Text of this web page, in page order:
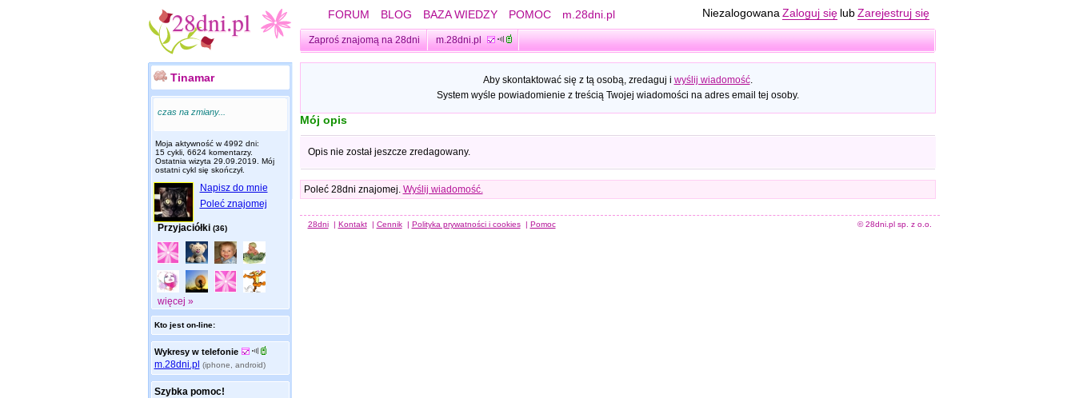
FORUM BLOG BAZA WIEDZY POMOC m.28dni.pl Niezalogowana Zaloguj się lub Zarejestruj się
Zaproś znajomą na 28dni m.28dni.pl
Tinamar
czas na zmiany...
Moja aktywność w 4992 dni:
15 cykli, 6624 komentarzy.
Ostatnia wizyta 29.09.2019 . Mój
ostatni cykl się skończył.
Napisz do mnie
Poleć znajomej
Przyjaciółki (36)
więcej »
Kto jest on-line:
Wykresy w telefonie
m.28dni.pl (iphone, android)
Szybka pomoc!
Aby skontaktować się z tą osobą, zredaguj i wyślij wiadomość.
System wyśle powiadomienie z treścią Twojej wiadomości na adres email tej osoby.
Mój opis
Opis nie został jeszcze zredagowany.
Poleć 28dni znajomej. Wyślij wiadomość.
28dni | Kontakt | Cennik | Polityka prywatności i cookies | Pomoc © 28dni.pl sp. z o.o.